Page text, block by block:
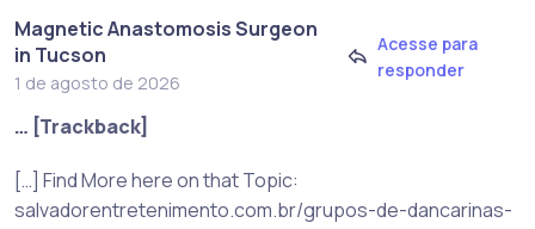
Magnetic Anastomosis Surgeon
in Tucson
1 de agosto de 2026
Acesse para
responder
… [Trackback]
[…] Find More here on that Topic:
salvadorentretenimento.com.br/grupos-de-dancarinas-